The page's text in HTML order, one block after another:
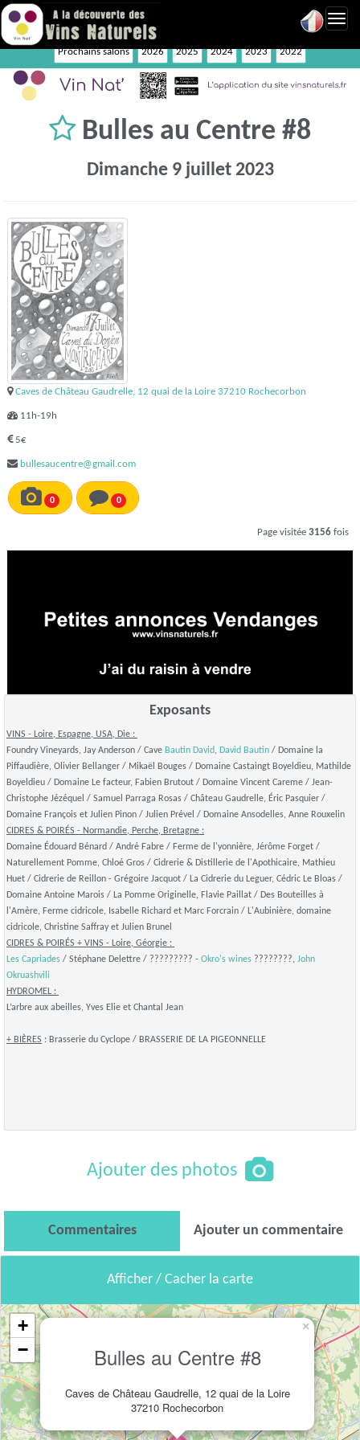
Prochains salons 2026 2025 2024 2023 2022
Bulles au Centre #8
Dimanche 9 juillet 2023
Caves de Château Gaudrelle, 12 quai de la Loire 37210 Rochecorbon
11h-19h
5€
bullesaucentre@gmail.com
0 0
Page visitée 3156 fois
Exposants
VINS - Loire, Espagne, USA, Die :
Foundry Vineyards, Jay Anderson / Cave Bautin David, David Bautin / Domaine la
Piffaudière, Olivier Bellanger / Mikaël Bouges / Domaine Castaingt Boyeldieu, Mathilde
Boyeldieu / Domaine Le facteur, Fabien Brutout / Domaine Vincent Careme / Jean-
Christophe Jézéquel / Samuel Parraga Rosas / Château Gaudrelle, Éric Pasquier /
Domaine François et Julien Pinon / Julien Prével / Domaine Ansodelles, Anne Rouxelin
CIDRES & POIRÉS - Normandie, Perche, Bretagne :
Domaine Édouard Bénard / André Fabre / Ferme de l'yonnière, Jérôme Forget /
Naturellement Pomme, Chloé Gros / Cidrerie & Distillerie de l'Apothicaire, Mathieu
Huet / Cidrerie de Reillon - Grégoire Jacquot / La Cidrerie du Leguer, Cédric Le Bloas /
Domaine Antoine Marois / La Pomme Originelle, Flavie Paillat / Des Bouteilles à
l'Amère, Ferme cidricole, Isabelle Richard et Marc Forcrain / L'Aubinière, domaine
cidricole, Christine Saffray et Julien Brunel
CIDRES & POIRÉS + VINS - Loire, Géorgie :
Les Capriades / Stéphane Delettre / ????????? - Okro's wines ????????, John
Okruashvili
HYDROMEL :
L’arbre aux abeilles, Yves Elie et Chantal Jean
+ BIÈRES : Brasserie du Cyclope / BRASSERIE DE LA PIGEONNELLE
Ajouter des photos
Commentaires Ajouter un commentaire
Afficher / Cacher la carte
Bulles au Centre #8
Caves de Château Gaudrelle, 12 quai de la Loire
37210 Rochecorbon
×
+
−